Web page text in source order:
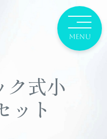
ク式小
ット